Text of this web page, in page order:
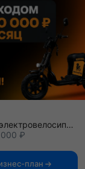
аренда и сервис электровелосипедов
₽
план